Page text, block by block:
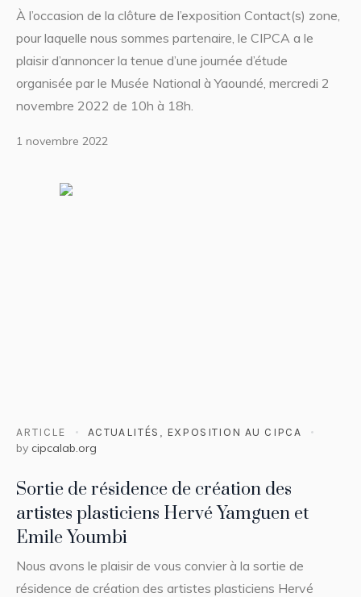
À l’occasion de la clôture de l’exposition Contact(s) zone,
pour laquelle nous sommes partenaire, le CIPCA a le
plaisir d’annoncer la tenue d’une journée d’étude
organisée par le Musée National à Yaoundé, mercredi 2
novembre 2022 de 10h à 18h.
1 novembre 2022
ARTICLE ACTUALITÉS , EXPOSITION AU CIPCA
by cipcalab.org
Sortie de résidence de création des
artistes plasticiens Hervé Yamguen et
Emile Youmbi
Nous avons le plaisir de vous convier à la sortie de
résidence de création des artistes plasticiens Hervé